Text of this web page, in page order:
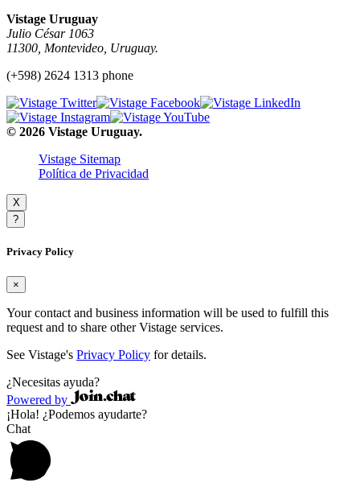
Vistage Uruguay
Julio César 1063
11300, Montevideo, Uruguay.
(+598) 2624 1313 phone
© 2026 Vistage Uruguay.
Vistage Sitemap
Política de Privacidad
X
?
Privacy Policy
×
Your contact and business information will be used to fulfill this
request and to share other Vistage services.
See Vistage's Privacy Policy for details.
¿Necesitas ayuda?
Powered by
¡Hola! ¿Podemos ayudarte?
Chat